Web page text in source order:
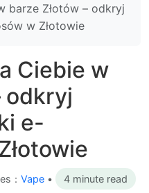
barze Złotów – odkryj
w Złotowie
Ciebie w
odkryj
e-
： Vape • 4 minute read